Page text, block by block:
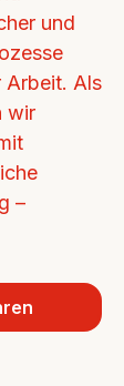
und
Arbeit. Als
wir
–